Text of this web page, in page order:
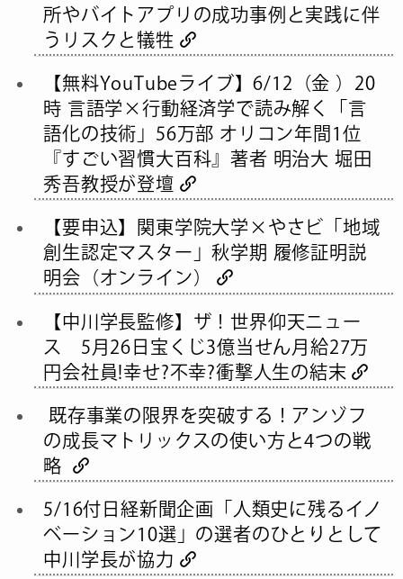
所やバイトアプリの成功事例と実践に伴
うリスクと犠牲
【無料YouTubeライブ】6/12（金 ）20
時 言語学×行動経済学で読み解く「言
語化の技術」56万部 オリコン年間1位
『すごい習慣大百科』著者 明治大 堀田
秀吾教授が登壇
【要申込】関東学院大学×やさビ「地域
創生認定マスター」秋学期 履修証明説
明会（オンライン）
【中川学長監修】ザ！世界仰天ニュー
ス 5月26日宝くじ3億当せん月給27万
円会社員!幸せ?不幸?衝撃人生の結末
既存事業の限界を突破する！アンゾフ
の成長マトリックスの使い方と4つの戦
略
5/16付日経新聞企画「人類史に残るイノ
ベーション10選」の選者のひとりとして
中川学長が協力